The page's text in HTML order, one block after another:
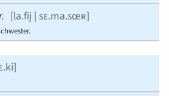
. [la.fij | sɛ.ma.sœʀ]
]